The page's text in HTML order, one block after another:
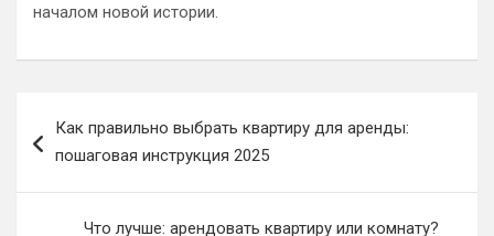
началом новой истории.
по
Как правильно выбрать квартиру для аренды:
пошаговая инструкция 2025
Что лучше: арендовать квартиру или комнату?